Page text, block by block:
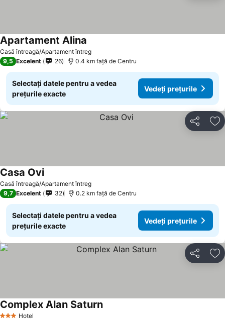
Casă întreagă/Apartament întreg
Apartament Alina
9,5 Excelent 26 0.4 km faţă de Centru
Selectați datele pentru a vedea
prețurile exacte
Vedeți prețurile
Distribuiți
Casă întreagă/Apartament întreg
Casa Ovi
9,7 Excelent 32 0.2 km faţă de Centru
Selectați datele pentru a vedea
prețurile exacte
Vedeți prețurile
Distribuiți
Hotel
Complex Alan Saturn